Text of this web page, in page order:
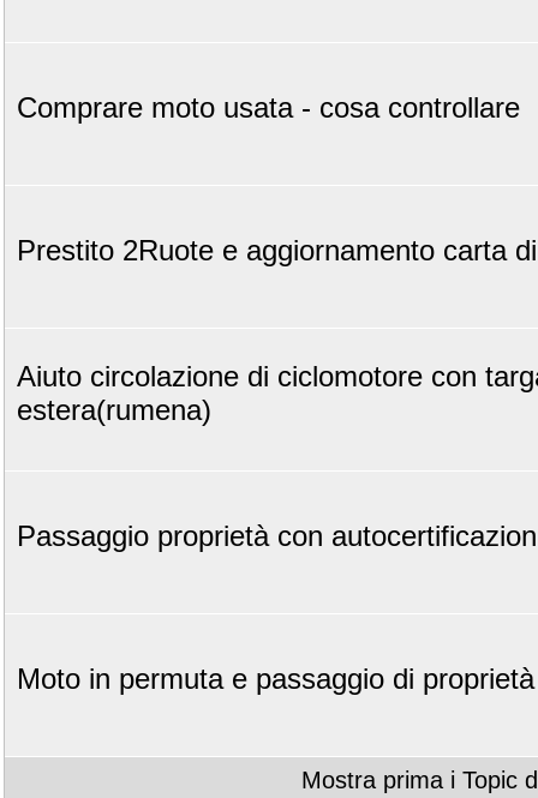
Comprare moto usata - cosa controllare
Prestito 2Ruote e aggiornamento carta
Aiuto circolazione di ciclomotore con
estera(rumena)
Passaggio proprietà con
Moto in permuta e passaggio di proprietà
Mostra prima i Topic